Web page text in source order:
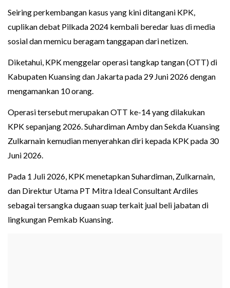
Seiring perkembangan kasus yang kini ditangani KPK,
cuplikan debat Pilkada 2024 kembali beredar luas di media
sosial dan memicu beragam tanggapan dari netizen.
Diketahui, KPK menggelar operasi tangkap tangan (OTT) di
Kabupaten Kuansing dan Jakarta pada 29 Juni 2026 dengan
mengamankan 10 orang.
Operasi tersebut merupakan OTT ke-14 yang dilakukan
KPK sepanjang 2026. Suhardiman Amby dan Sekda Kuansing
Zulkarnain kemudian menyerahkan diri kepada KPK pada 30
Juni 2026.
Pada 1 Juli 2026, KPK menetapkan Suhardiman, Zulkarnain,
dan Direktur Utama PT Mitra Ideal Consultant Ardiles
sebagai tersangka dugaan suap terkait jual beli jabatan di
lingkungan Pemkab Kuansing.